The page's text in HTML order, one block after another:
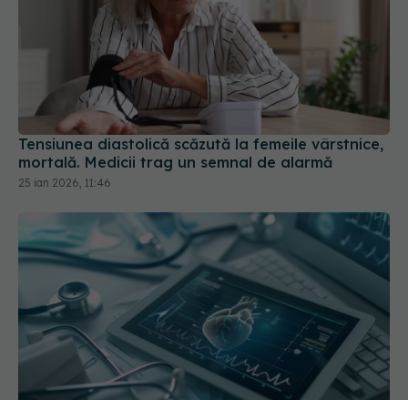
Tensiunea diastolică scăzută la femeile vârstnice,
mortală. Medicii trag un semnal de alarmă
25 ian 2026, 11:46